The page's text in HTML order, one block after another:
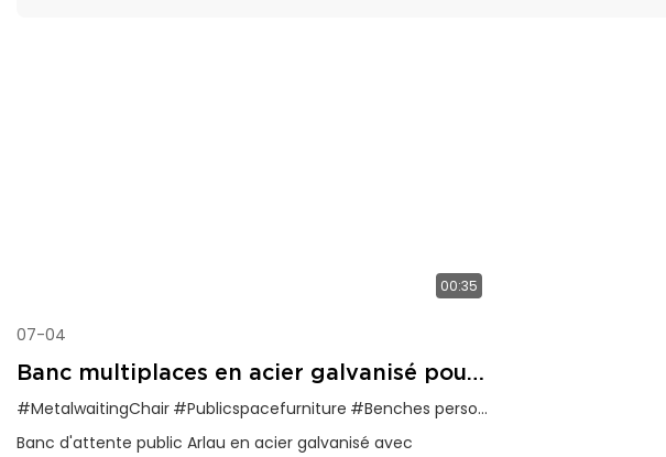
00:35
07-04
Banc multiplaces en acier galvanisé pour
zones d'attente publiques
#MetalwaitingChair #Publicspacefurniture #Benches personnalisables
Banc d'attente public Arlau en acier galvanisé avec